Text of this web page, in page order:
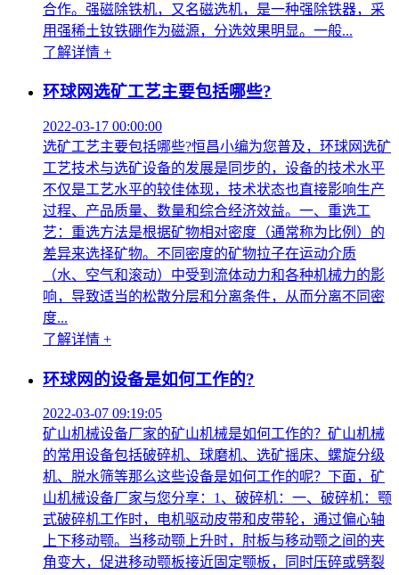
合作。强磁除铁机，又名磁选机，是一种强除铁器，采
用强稀土钕铁硼作为磁源，分选效果明显。一般...
了解详情 +
环球网选矿工艺主要包括哪些?
2022-03-17 00:00:00
选矿工艺主要包括哪些?恒昌小编为您普及，环球网选矿
工艺技术与选矿设备的发展是同步的，设备的技术水平
不仅是工艺水平的较佳体现，技术状态也直接影响生产
过程、产品质量、数量和综合经济效益。一、重选工
艺：重选方法是根据矿物相对密度（通常称为比例）的
差异来选择矿物。不同密度的矿物拉子在运动介质
（水、空气和滚动）中受到流体动力和各种机械力的影
响，导致适当的松散分层和分离条件，从而分离不同密
度...
了解详情 +
环球网的设备是如何工作的?
2022-03-07 09:19:05
矿山机械设备厂家的矿山机械是如何工作的？矿山机械
的常用设备包括破碎机、球磨机、选矿摇床、螺旋分级
机、脱水筛等那么这些设备是如何工作的呢？下面，矿
山机械设备厂家与您分享：1、破碎机：一、破碎机：颚
式破碎机工作时，电机驱动皮带和皮带轮，通过偏心轴
上下移动颚。当移动颚上升时，肘板与移动颚之间的夹
角变大，促进移动颚板接近固定颚板，同时压碎或劈裂